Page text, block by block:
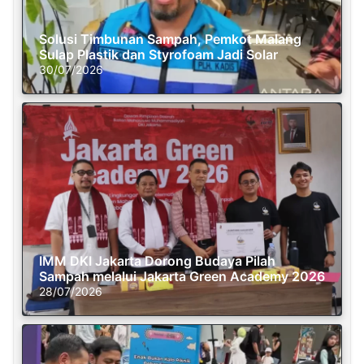
Solusi Timbunan Sampah, Pemkot Malang
Sulap Plastik dan Styrofoam Jadi Solar
30/07/2026
IMM DKI Jakarta Dorong Budaya Pilah
Sampah melalui Jakarta Green Academy 2026
28/07/2026